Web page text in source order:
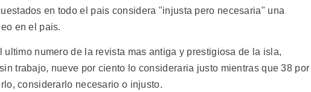
en todo el pais considera "injusta pero necesaria" una
en el pais.
numero de la revista mas antiga y prestigiosa de la isla,
trabajo, nueve por ciento lo consideraria justo mientras que 38 por
considerarlo necesario o injusto.